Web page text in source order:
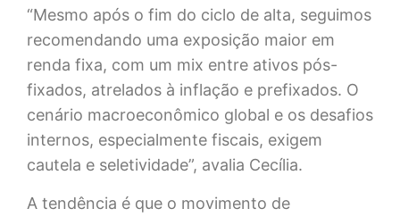
“Mesmo após o fim do ciclo de alta, seguimos
recomendando uma exposição maior em
renda fixa, com um mix entre ativos pós-
fixados, atrelados à inflação e prefixados. O
cenário macroeconômico global e os desafios
internos, especialmente fiscais, exigem
cautela e seletividade”, avalia Cecília.
A tendência é que o movimento de